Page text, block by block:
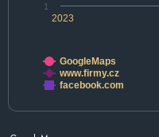
2023
1
GoogleMaps
www.firmy.cz
facebook.com